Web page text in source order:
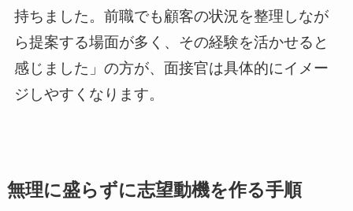
持ちました。前職でも顧客の状況を整理しなが
ら提案する場面が多く、その経験を活かせると
感じました」の方が、面接官は具体的にイメー
ジしやすくなります。
無理に盛らずに志望動機を作る手順